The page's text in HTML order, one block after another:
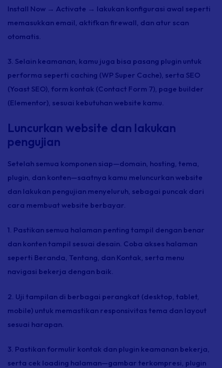
Install Now → Activate → lakukan konfigurasi awal seperti
memasukkan email, aktifkanfirewall, dan atur scan
otomatis.
3. Selain keamanan, kamu juga bisa pasang plugin untuk
performa seperti caching (WP Super Cache), serta SEO
(Yoast SEO), form kontak (Contact Form 7), page builder
(Elementor), sesuai kebutuhan website kamu.
Luncurkan website dan lakukan
pengujian
Setelah semua komponen siap—domain, hosting, tema,
plugin, dan konten—saatnya kamu meluncurkan website
dan lakukan pengujian menyeluruh, sebagai puncak dari
cara membuat website berbayar.
1. Pastikan semua halaman penting tampil dengan benar
dan konten tampil sesuai desain. Coba akses halaman
seperti Beranda, Tentang, dan Kontak, serta menu
navigasi bekerja dengan baik.
2. Uji tampilan di berbagai perangkat (desktop, tablet,
mobile) untuk memastikan responsivitas tema dan layout
sesuai harapan.
3. Pastikan formulir kontak dan plugin keamanan bekerja,
serta cek loading halaman—gambar terkompresi, plugin